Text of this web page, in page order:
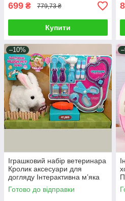
699 ₴ 779,73 ₴
Купити
–10%
Іграшковий набір ветеринара
Кролик аксесуари для
догляду Інтерактивна м’яка
іграшка зайчик Плюшевий
улюбленець
Готово до відправки